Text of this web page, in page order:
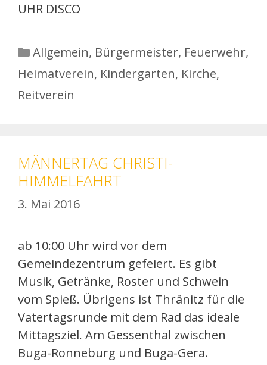
UHR DISCO
Kategorien
Allgemein, Bürgermeister, Feuerwehr,
Heimatverein, Kindergarten, Kirche,
Reitverein
MÄNNERTAG CHRISTI-
HIMMELFAHRT
3. Mai 2016
ab 10:00 Uhr wird vor dem
Gemeindezentrum gefeiert. Es gibt
Musik, Getränke, Roster und Schwein
vom Spieß. Übrigens ist Thränitz für die
Vatertagsrunde mit dem Rad das ideale
Mittagsziel. Am Gessenthal zwischen
Buga-Ronneburg und Buga-Gera.